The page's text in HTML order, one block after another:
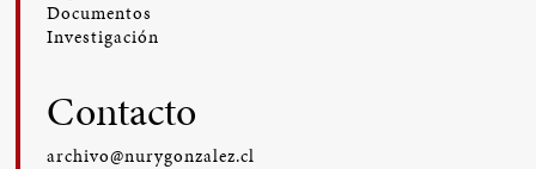
Documentos
Investigación
Contacto
archivo@nurygonzalez.cl